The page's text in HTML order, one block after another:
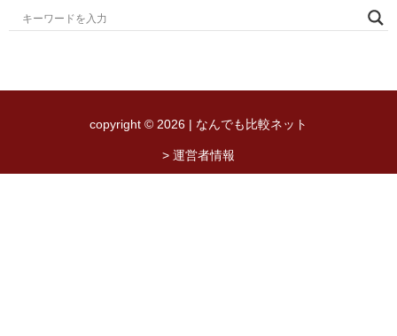
copyright © 2026 | なんでも比較ネット
> 運営者情報